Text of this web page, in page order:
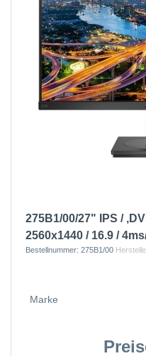
275B1/00/27" IPS /
2560x1440 / 16.9 /
Bestellnummer: 275B1/00
Marke